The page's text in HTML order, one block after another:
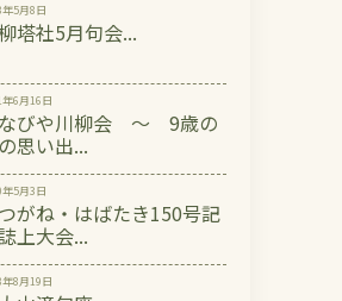
5月8日
塔社5月句会...
6月16日
びや川柳会 ～ 9歳の
思い出...
5月3日
がね・はばたき150号記
上大会...
8月19日